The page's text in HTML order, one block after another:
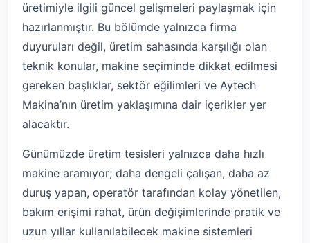
üretimiyle ilgili güncel gelişmeleri paylaşmak için
hazırlanmıştır. Bu bölümde yalnızca firma
duyuruları değil, üretim sahasında karşılığı olan
teknik konular, makine seçiminde dikkat edilmesi
gereken başlıklar, sektör eğilimleri ve Aytech
Makina’nın üretim yaklaşımına dair içerikler yer
alacaktır.
Günümüzde üretim tesisleri yalnızca daha hızlı
makine aramıyor; daha dengeli çalışan, daha az
duruş yapan, operatör tarafından kolay yönetilen,
bakım erişimi rahat, ürün değişimlerinde pratik ve
uzun yıllar kullanılabilecek makine sistemleri